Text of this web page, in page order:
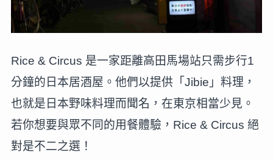
Rice & Circus 是一家距離高田馬場站只需步行1
分鐘的日本居酒屋。他們以提供「Jibie」料理，
也就是日本野味料理而聞名，在東京相當少見。
若你想要與眾不同的用餐體驗，Rice & Circus 絕
對是不二之選！